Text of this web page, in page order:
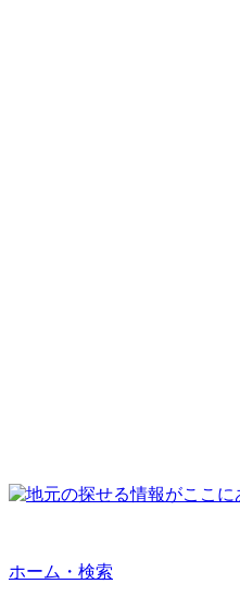
ホーム・検索